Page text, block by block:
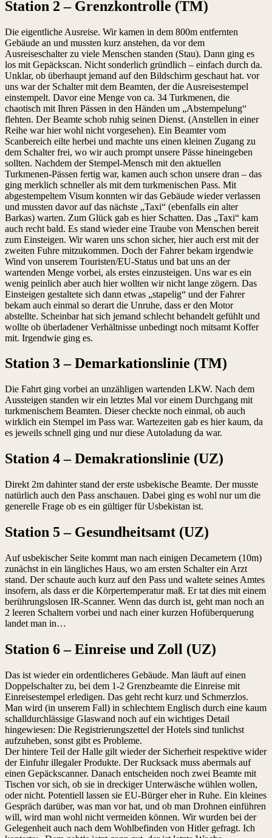
Station 2 – Grenzkontrolle (TM)
Die eigentliche Ausreise. Wir kamen in dem 800m entfernten
Gebäude an und mussten kurz anstehen, da vor dem
Ausreiseschalter zu viele Menschen standen (Stau). Dann ging es
los mit Gepäckscan. Nicht sonderlich gründlich – einfach durch da.
Unklar, ob überhaupt jemand auf den Bildschirm geschaut hat. vor
uns war der Schalter mit dem Beamten, der die Ausreisestempel
einstempelt. Davor eine Menge von ca. 34 Turkmenen, die
chaotisch mit Ihren Pässen in den Händen um „Abstempelung“
flehten. Der Beamte schob ruhig seinen Dienst. (Anstellen in einer
Reihe war hier wohl nicht vorgesehen). Ein Beamter vom
Scanbereich eilte herbei und machte uns einen kleinen Zugang zu
dem Schalter frei, wo wir auch prompt unsere Pässe hineingeben
sollten. Nachdem der Stempel-Mensch mit den aktuellen
Turkmenen-Pässen fertig war, kamen auch schon unsere dran – das
ging merklich schneller als mit dem turkmenischen Pass. Mit
abgestempeltem Visum konnten wir das Gebäude wieder verlassen
und mussten davor auf das nächste „Taxi“ (ebenfalls ein alter
Barkas) warten. Zum Glück gab es hier Schatten. Das „Taxi“ kam
auch recht bald. Es stand wieder eine Traube von Menschen bereit
zum Einsteigen. Wir waren uns schon sicher, hier auch erst mit der
zweiten Fuhre mitzukommen. Doch der Fahrer bekam irgendwie
Wind von unserem Touristen/EU-Status und bat uns an der
wartenden Menge vorbei, als erstes einzusteigen. Uns war es ein
wenig peinlich aber auch hier wollten wir nicht lange zögern. Das
Einsteigen gestaltete sich dann etwas „stapelig“ und der Fahrer
bekam auch einmal so derart die Unruhe, dass er den Motor
abstellte. Scheinbar hat sich jemand schlecht behandelt gefühlt und
wollte ob überladener Verhältnisse unbedingt noch mitsamt Koffer
mit. Irgendwie ging es.
Station 3 – Demarkationslinie (TM)
Die Fahrt ging vorbei an unzähligen wartenden LKW. Nach dem
Aussteigen standen wir ein letztes Mal vor einem Durchgang mit
turkmenischem Beamten. Dieser checkte noch einmal, ob auch
wirklich ein Stempel im Pass war. Wartezeiten gab es hier kaum, da
es jeweils schnell ging und nur diese Autoladung da war.
Station 4 – Demakrationslinie (UZ)
Direkt 2m dahinter stand der erste usbekische Beamte. Der musste
natürlich auch den Pass anschauen. Dabei ging es wohl nur um die
generelle Frage ob es ein gültiger für Usbekistan ist.
Station 5 – Gesundheitsamt (UZ)
Auf usbekischer Seite kommt man nach einigen Decametern (10m)
zunächst in ein längliches Haus, wo am ersten Schalter ein Arzt
stand. Der schaute auch kurz auf den Pass und waltete seines Amtes
insofern, als dass er die Körpertemperatur maß. Er tat dies mit einem
berührungslosen IR-Scanner. Wenn das durch ist, geht man noch an
2 leeren Schaltern vorbei und nach einer kurzen Hofüberquerung
landet man in…
Station 6 – Einreise und Zoll (UZ)
Das ist wieder ein ordentlicheres Gebäude. Man läuft auf einen
Doppelschalter zu, bei dem 1-2 Grenzbeamte die Einreise mit
Einreisestempel erledigen. Das geht recht kurz und Schmerzlos.
Man wird (in unserem Fall) in schlechtem Englisch durch eine kaum
schalldurchlässige Glaswand noch auf ein wichtiges Detail
hingewiesen: Die Registrierungszettel der Hotels sind tunlichst
aufzuheben, sonst gibt es Probleme.
Der hintere Teil der Halle gilt wieder der Sicherheit respektive wider
der Einfuhr illegaler Produkte. Der Rucksack muss abermals auf
einen Gepäckscanner. Danach entscheiden noch zwei Beamte mit
Tischen vor sich, ob sie in dreckiger Unterwäsche wühlen wollen,
oder nicht. Potentiell lassen sie EU-Bürger eher in Ruhe. Ein kleines
Gespräch darüber, was man vor hat, und ob man Drohnen einführen
will, wird man wohl nicht vermeiden können. Wir wurden bei der
Gelegenheit auch nach dem Wohlbefinden von Hitler gefragt. Ich